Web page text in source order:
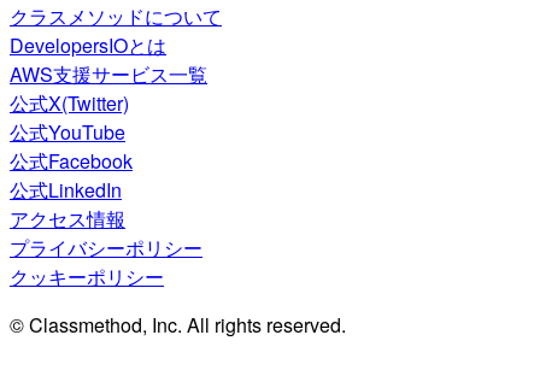
クラスメソッドについて
DevelopersIOとは
AWS支援サービス一覧
公式X(Twitter)
公式YouTube
公式Facebook
公式LinkedIn
アクセス情報
プライバシーポリシー
クッキーポリシー
© Classmethod, Inc. All rights reserved.